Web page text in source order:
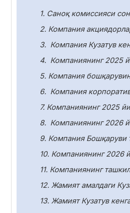
1. Саноқ комиссияси
2. Компания
3. Компания Кузатув
4. Компаниянинг 2025
5. Компания
6. Компания
7. Компаниянинг 2025
8. Компаниянинг 2026
9. Компания Бошқаруви
10. Компаниянинг 2026
11. Компаниянинг
12. Жамият амалдаги
13. Жамият Кузатув